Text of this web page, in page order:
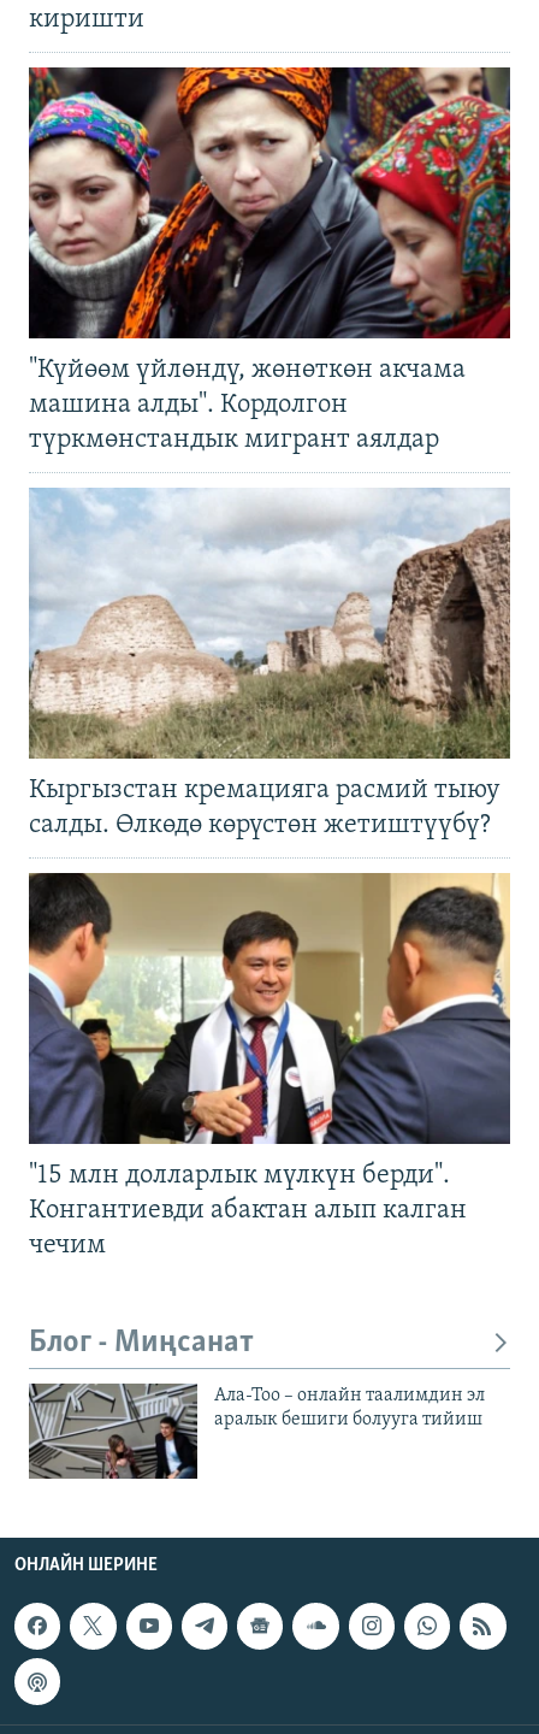
киришти
"Күйөөм үйлөндү, жөнөткөн акчама
машина алды". Кордолгон
түркмөнстандык мигрант аялдар
Кыргызстан кремацияга расмий тыюу
салды. Өлкөдө көрүстөн жетиштүүбү?
"15 млн долларлык мүлкүн берди".
Конгантиевди абактан алып калган
чечим
Блог - Миңсанат
Ала-Тоо – онлайн таалимдин эл
аралык бешиги болууга тийиш
ОНЛАЙН ШЕРИНЕ